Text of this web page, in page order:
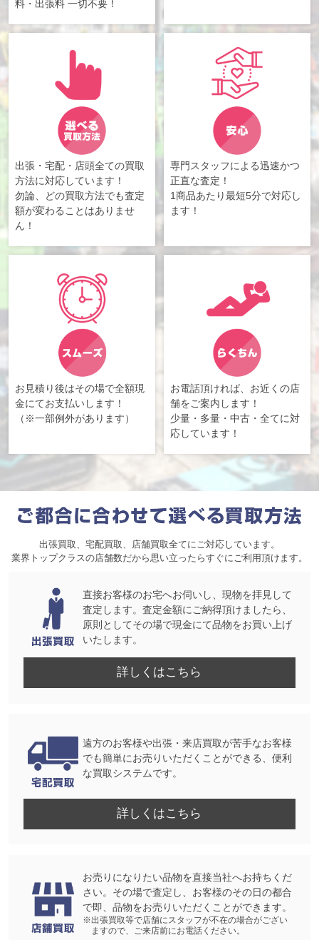
料・出張料 一切不要！
出張・宅配・店頭全ての買取
方法に対応しています！
勿論、どの買取方法でも査定
額が変わることはありませ
ん！
専門スタッフによる迅速かつ
正直な査定！
1商品あたり最短5分で対応し
ます！
お見積り後はその場で全額現
金にてお支払いします！
（※一部例外があります）
お電話頂ければ、お近くの店
舗をご案内します！
少量・多量・中古・全てに対
応しています！
出張買取、宅配買取、店舗買取全てにご対応しています。
業界トップクラスの店舗数だから思い立ったらすぐにご利用頂けます。
直接お客様のお宅へお伺いし、現物を拝見して
査定します。査定金額にご納得頂けましたら、
原則としてその場で現金にて品物をお買い上げ
いたします。
詳しくはこちら
遠方のお客様や出張・来店買取が苦手なお客様
でも簡単にお売りいただくことができる、便利
な買取システムです。
詳しくはこちら
お売りになりたい品物を直接当社へお持ちくだ
さい。その場で査定し、お客様のその日の都合
で即、品物をお売りいただくことができます。
※出張買取等で店舗にスタッフが不在の場合がござい
ますので、ご来店前にお電話ください。